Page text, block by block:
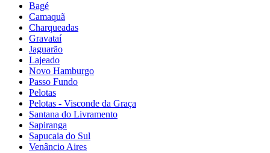
Bagé
Camaquã
Charqueadas
Gravataí
Jaguarão
Lajeado
Novo Hamburgo
Passo Fundo
Pelotas
Pelotas - Visconde da Graça
Santana do Livramento
Sapiranga
Sapucaia do Sul
Venâncio Aires